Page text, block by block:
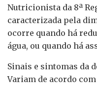
Nutricionista da 8ª
caracterizada pela
ocorre quando há
água, ou quando há
Sinais e sintomas da
Variam de acordo